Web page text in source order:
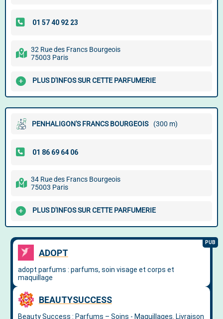
32 Rue des Francs Bourgeois
75003 Paris
PLUS D'INFOS SUR CETTE PARFUMERIE
PENHALIGON'S FRANCS BOURGEOIS (300 m)
34 Rue des Francs Bourgeois
75003 Paris
PLUS D'INFOS SUR CETTE PARFUMERIE